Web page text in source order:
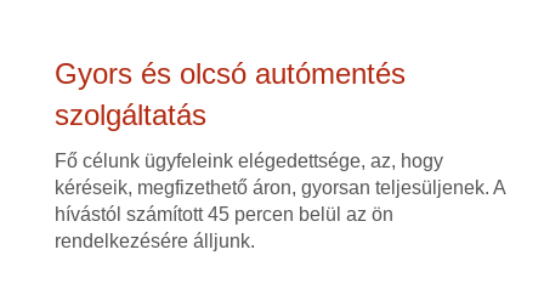
Gyors és olcsó autómentés
szolgáltatás
Fő célunk ügyfeleink elégedettsége, az, hogy
kéréseik, megfizethető áron, gyorsan teljesüljenek. A
hívástól számított 45 percen belül az ön
rendelkezésére álljunk.